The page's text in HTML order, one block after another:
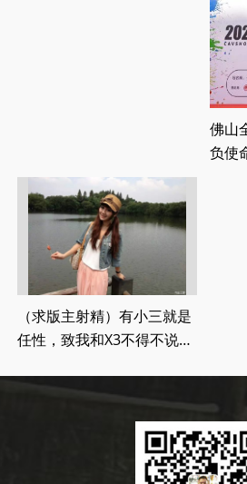
佛山
负使
（求版主射精）有小三就是
任性，致我和X3不得不说的